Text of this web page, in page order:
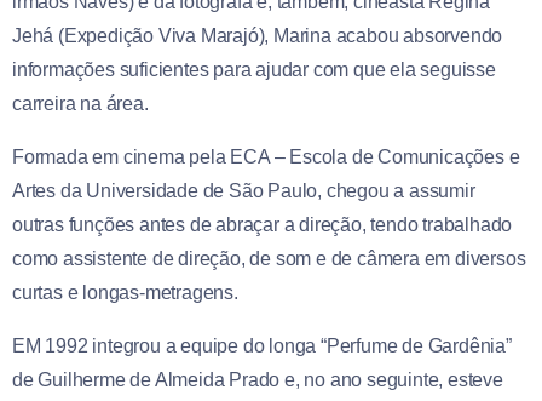
Jehá (Expedição Viva Marajó), Marina acabou absorvendo
informações suficientes para ajudar com que ela seguisse
carreira na área.
Formada em cinema pela ECA – Escola de Comunicações e
Artes da Universidade de São Paulo, chegou a assumir
outras funções antes de abraçar a direção, tendo trabalhado
como assistente de direção, de som e de câmera em diversos
curtas e longas-metragens.
EM 1992 integrou a equipe do longa “Perfume de Gardênia”
de Guilherme de Almeida Prado e, no ano seguinte, esteve